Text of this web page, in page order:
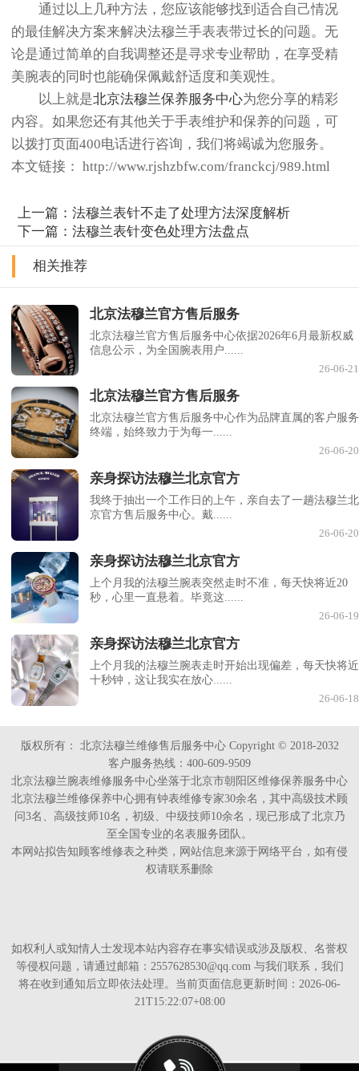
通过以上几种方法，您应该能够找到适合自己情况
的最佳解决方案来解决法穆兰手表表带过长的问题。无
论是通过简单的自我调整还是寻求专业帮助，在享受精
美腕表的同时也能确保佩戴舒适度和美观性。
以上就是北京法穆兰保养服务中心为您分享的精彩
内容。如果您还有其他关于手表维护和保养的问题，可
以拨打页面400电话进行咨询，我们将竭诚为您服务。
本文链接： http://www.rjshzbfw.com/franckcj/989.html
上一篇：法穆兰表针不走了处理方法深度解析
下一篇：法穆兰表针变色处理方法盘点
相关推荐
北京法穆兰官方售后服务
北京法穆兰官方售后服务中心依据2026年6月最新权威
信息公示，为全国腕表用户......
26-06-21
北京法穆兰官方售后服务
北京法穆兰官方售后服务中心作为品牌直属的客户服务
终端，始终致力于为每一......
26-06-20
亲身探访法穆兰北京官方
我终于抽出一个工作日的上午，亲自去了一趟法穆兰北
京官方售后服务中心。戴......
26-06-20
亲身探访法穆兰北京官方
上个月我的法穆兰腕表突然走时不准，每天快将近20
秒，心里一直悬着。毕竟这......
26-06-19
亲身探访法穆兰北京官方
上个月我的法穆兰腕表走时开始出现偏差，每天快将近
十秒钟，这让我实在放心......
26-06-18
版权所有： 北京法穆兰维修售后服务中心 Copyright © 2018-2032
客户服务热线：400-609-9509
北京法穆兰腕表维修服务中心坐落于北京市朝阳区维修保养服务中心
北京法穆兰维修保养中心拥有钟表维修专家30余名，其中高级技术顾
问3名、高级技师10名，初级、中级技师10余名，现已形成了北京乃
至全国专业的名表服务团队。
本网站拟告知顾客维修表之种类，网站信息来源于网络平台，如有侵
权请联系删除
如权利人或知情人士发现本站内容存在事实错误或涉及版权、名誉权
等侵权问题，请通过邮箱：2557628530@qq.com 与我们联系，我们
将在收到通知后立即依法处理。当前页面信息更新时间：2026-06-
21T15:22:07+08:00